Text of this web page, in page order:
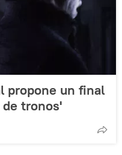
propone un final
tronos'